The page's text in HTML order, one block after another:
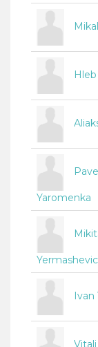
Pavel
Yaromenka